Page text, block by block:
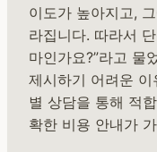
이도가 높아지고,
라집니다. 따라서
마인가요?”라고 물
제시하기 어려운
별 상담을 통해 적
확한 비용 안내가